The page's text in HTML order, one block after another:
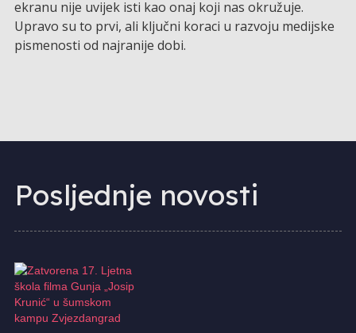
ekranu nije uvijek isti kao onaj koji nas okružuje.
Upravo su to prvi, ali ključni koraci u razvoju medijske
pismenosti od najranije dobi.
Posljednje novosti